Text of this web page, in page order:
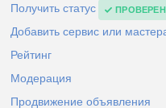
Получить статус ПРОВЕРЕН
Добавить сервис или
Рейтинг
Модерация
Продвижение объявления